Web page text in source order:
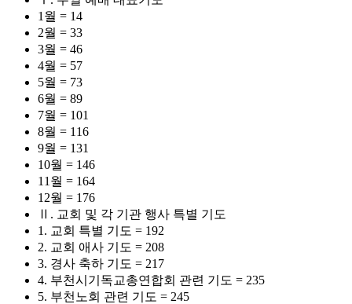
1월 = 14
2월 = 33
3월 = 46
4월 = 57
5월 = 73
6월 = 89
7월 = 101
8월 = 116
9월 = 131
10월 = 146
11월 = 164
12월 = 176
Ⅱ. 교회 및 각 기관 행사 특별 기도
1. 교회 특별 기도 = 192
2. 교회 애사 기도 = 208
3. 경사 축하 기도 = 217
4. 부천시기독교총연합회 관련 기도 = 235
5. 부천노회 관련 기도 = 245